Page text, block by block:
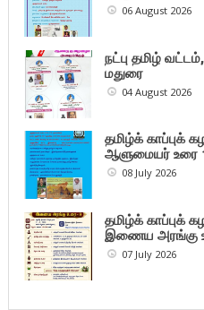
06 August 2026
நட்பு தமிழ்
மதுரை
04 August 2026
தமிழ்க்
ஆளுமையர் உரை
08 July 2026
தமிழ்க் காப்புக்
இணைய அரங்கு
07 July 2026